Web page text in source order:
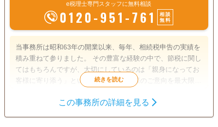
e税理士専門スタッフに無料相談
0120-951-761
相談
無料
当事務所は昭和63年の開業以来、毎年、相続税申告の実績を
積み重ねて参りました。 その豊富な経験の中で、節税に関し
てはもちろんですが、大切にしているのは「親身になってお
客様に寄り添う」という事です。 お客様のご意向を最大限に
税額や納税額をわかりやすくお伝えします。 また、相続税の
遺産分割
この事務所の詳細を見る